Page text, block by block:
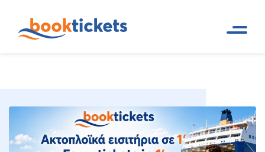
εισιτήρια πλοίων